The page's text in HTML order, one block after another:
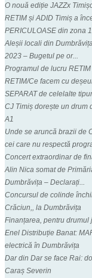
O nouă ediție JAZZx
RETIM și ADID Timiș a
PERICULOASE din zona
Aleșii locali din
2023 – Bugetul pe or...
Programul de lucru
RETIM/Ce facem cu
SEPARAT de celelalte
CJ Timiș dorește un drum
A1
Unde se aruncă brazii de
cei care nu respectă
Concert extraordinar de
Alin Nica somat de
Dumbrăvița – Declarați...
Concursul de colinde
Crăciun,, la Dumbrăvița
Finanțarea, pentru
Enel Distribuție Banat:
electrică în Dumbrăvița
Dar din Dar se face Rai:
Caraș Severin